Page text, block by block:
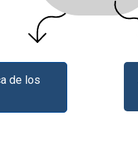
de los